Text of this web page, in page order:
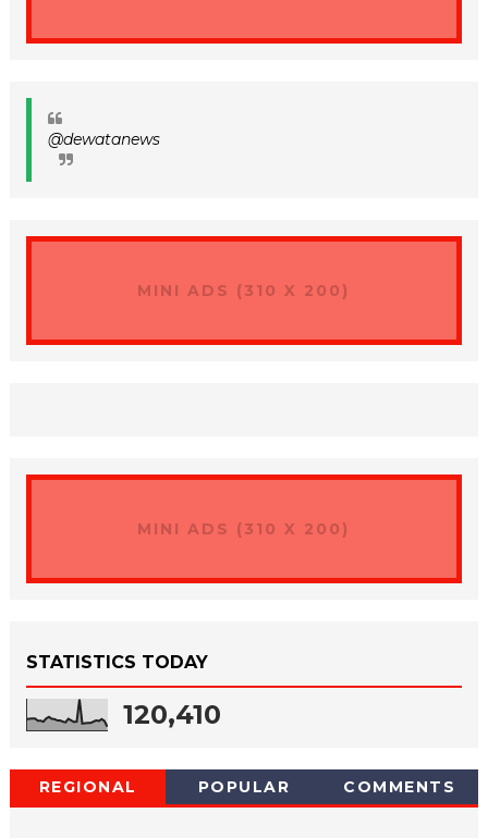
@dewatanews
MINI ADS (310 X 200)
MINI ADS (310 X 200)
STATISTICS TODAY
120,410
REGIONAL POPULAR COMMENTS